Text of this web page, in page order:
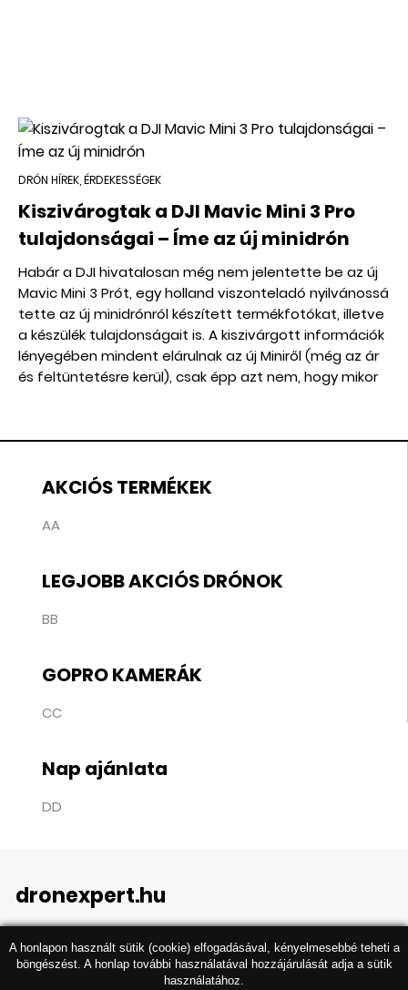
DRÓN HÍREK, ÉRDEKESSÉGEK
Kiszivárogtak a DJI Mavic Mini 3 Pro
tulajdonságai – Íme az új minidrón
Habár a DJI hivatalosan még nem jelentette be az új
Mavic Mini 3 Prót, egy holland viszonteladó nyilvánossá
tette az új minidrónról készített termékfotókat, illetve
a készülék tulajdonságait is. A kiszivárgott információk
lényegében mindent elárulnak az új Miniről (még az ár
és feltüntetésre kerül), csak épp azt nem, hogy mikor
AKCIÓS TERMÉKEK
AA
LEGJOBB AKCIÓS DRÓNOK
BB
GOPRO KAMERÁK
CC
Nap ajánlata
DD
dronexpert.hu
A honlapon használt sütik (cookie) elfogadásával, kényelmesebbé teheti a
böngészést. A honlap további használatával hozzájárulását adja a sütik
használatához.